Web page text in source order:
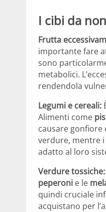
I cibi da
Frutta
importante fare
sono
metabolici.
rendendola
Legumi e cereali:
Alimenti come
causare
verdure, mentre
adatto al loro
Verdure tossiche:
peperoni e le
quindi cruciale
acquistano per